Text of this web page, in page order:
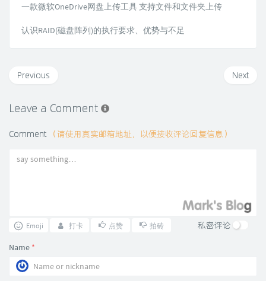
一款微软OneDrive网盘上传工具 支持文件和文件夹上传
认识RAID(磁盘阵列)的执行要求、优势与不足
Next
Previous
Leave a Comment
Comment （请使用真实邮箱地址，以便接收评论回复信息）
Emoji 打卡 点赞 拍砖 私密评论
Name *